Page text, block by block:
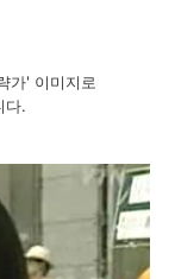
가' 이미지로
다.